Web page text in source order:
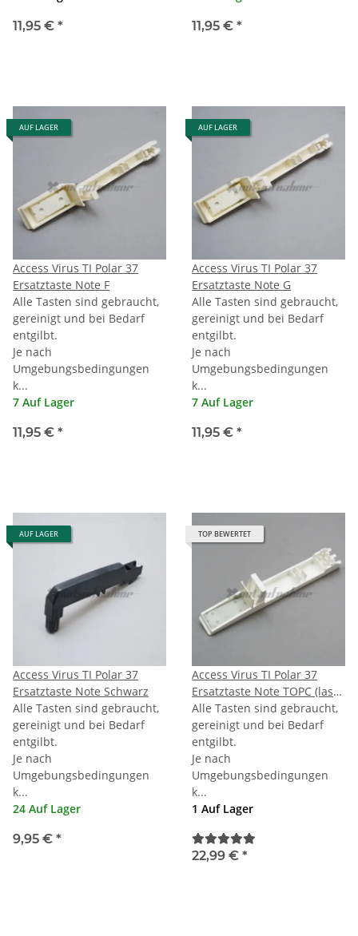
11,95 € *
11,95 € *
AUF LAGER
Access Virus TI Polar 37
Ersatztaste Note F
Alle Tasten sind gebraucht,
gereinigt und bei Bedarf
entgilbt.
Je nach
Umgebungsbedingungen
k...
7 Auf Lager
11,95 € *
AUF LAGER
Access Virus TI Polar 37
Ersatztaste Note G
Alle Tasten sind gebraucht,
gereinigt und bei Bedarf
entgilbt.
Je nach
Umgebungsbedingungen
k...
7 Auf Lager
11,95 € *
AUF LAGER
Access Virus TI Polar 37
Ersatztaste Note Schwarz
Alle Tasten sind gebraucht,
gereinigt und bei Bedarf
entgilbt.
Je nach
Umgebungsbedingungen
k...
24 Auf Lager
9,95 € *
TOP BEWERTET
Access Virus TI Polar 37
Ersatztaste Note TOPC (last
C)
Alle Tasten sind gebraucht,
gereinigt und bei Bedarf
entgilbt.
Je nach
Umgebungsbedingungen
k...
1 Auf Lager
22,99 € *